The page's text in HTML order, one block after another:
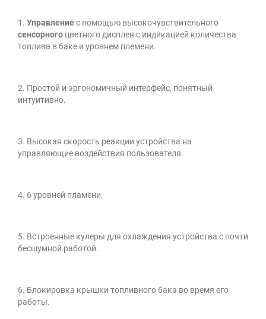
1. Управлениес помощью высокочувствительного
сенсорного цветного дисплея с индикацией количества
топлива в баке и уровнем племени.
2. Простой и эргономичный интерфейс, понятный
интуитивно.
3. Высокая скорость реакции устройства на
управляющие воздействия пользователя.
4. 6 уровней пламени.
5. Встроенные кулеры для охлаждения устройства с почти
бесшумной работой.
6. Блокировка крышки топливного бака во время его
работы.